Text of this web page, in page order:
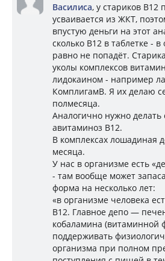
Василиса, у стариков В12
усваивается из ЖКТ,
впустую деньги на этот
сколько В12 в таблетке -
равно не попадёт.
уколы комплексов
лидокаином - например
КомплигамВ. Я их делаю
полмесяца.
Аналогично нужно делать
авитаминоз В12.
В комплексах лошадиная
месяца.
У нас в организме есть
- там вообще может
форма на несколько лет:
«в организме человека
B12. Главное депо —
кобаламина (витаминной
поддерживать
организма при полном